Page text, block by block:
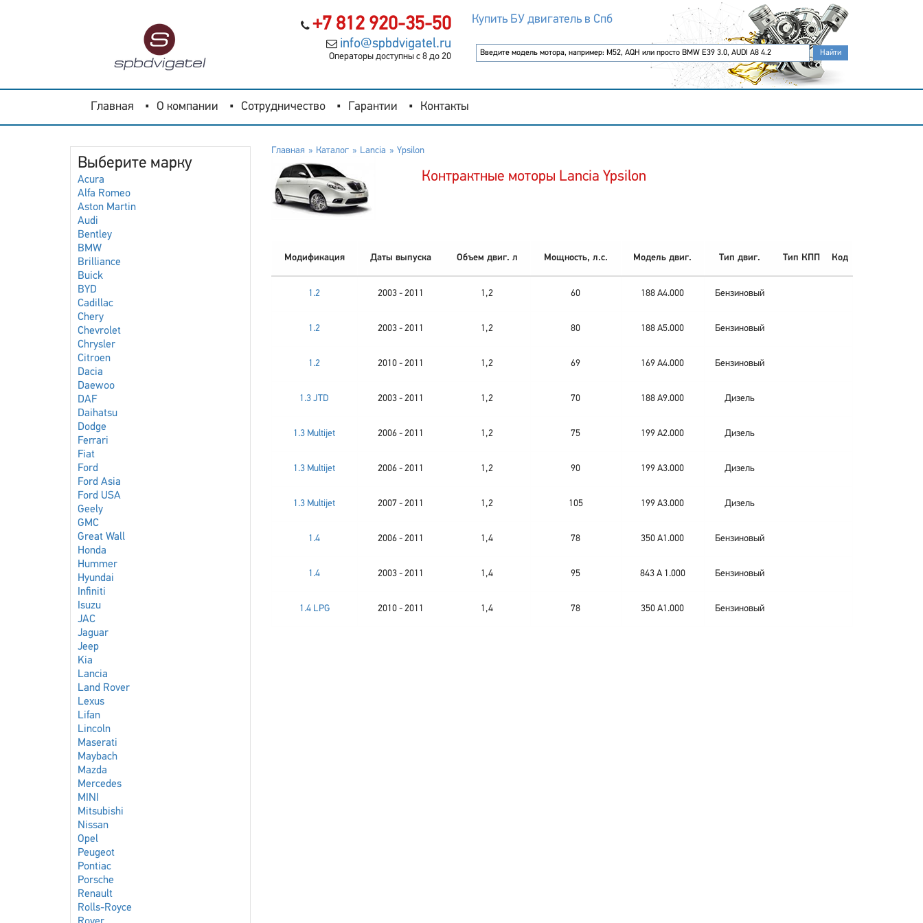
+7 812 920-35-50
info@spbdvigatel.ru
Операторы доступны с 8 до 20
Купить БУ двигатель в Спб
Главная О компании Сотрудничество Гарантии Контакты
Выберите марку
Acura
Alfa Romeo
Aston Martin
Audi
Bentley
BMW
Brilliance
Buick
BYD
Cadillac
Chery
Chevrolet
Chrysler
Citroen
Dacia
Daewoo
DAF
Daihatsu
Dodge
Ferrari
Fiat
Ford
Ford Asia
Ford USA
Geely
GMC
Great Wall
Honda
Hummer
Hyundai
Infiniti
Isuzu
JAC
Jaguar
Jeep
Kia
Lancia
Land Rover
Lexus
Lifan
Lincoln
Maserati
Maybach
Mazda
Mercedes
MINI
Mitsubishi
Nissan
Opel
Peugeot
Pontiac
Porsche
Renault
Rolls-Royce
Главная Каталог Lancia Ypsilon
Контрактные моторы Lancia Ypsilon
Модификация Даты выпуска Объем двиг. л Мощность, л.с. Модель двиг. Тип двиг. Тип КПП Код
1.2 2003 - 2011 1,2 60 188 A4.000 Бензиновый
1.2 2003 - 2011 1,2 80 188 A5.000 Бензиновый
1.2 2010 - 2011 1,2 69 169 A4.000 Бензиновый
1.3 JTD 2003 - 2011 1,2 70 188 A9.000 Дизель
1.3 Multijet 2006 - 2011 1,2 75 199 A2.000 Дизель
1.3 Multijet 2006 - 2011 1,2 90 199 A3.000 Дизель
1.3 Multijet 2007 - 2011 1,2 105 199 A3.000 Дизель
1.4 2006 - 2011 1,4 78 350 A1.000 Бензиновый
1.4 2003 - 2011 1,4 95 843 A 1.000 Бензиновый
1.4 LPG 2010 - 2011 1,4 78 350 A1.000 Бензиновый